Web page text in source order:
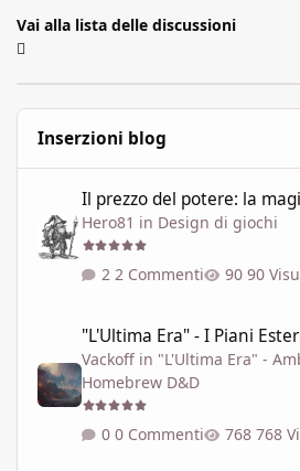
Vai alla lista delle discussioni
Inserzioni blog
Il prezzo del potere: la
Hero81 in Design di giochi
2 Commenti 90
"L'Ultima Era" - I Piani
Vackoff in "L'Ultima Era" -
Homebrew D&D
0 Commenti 768